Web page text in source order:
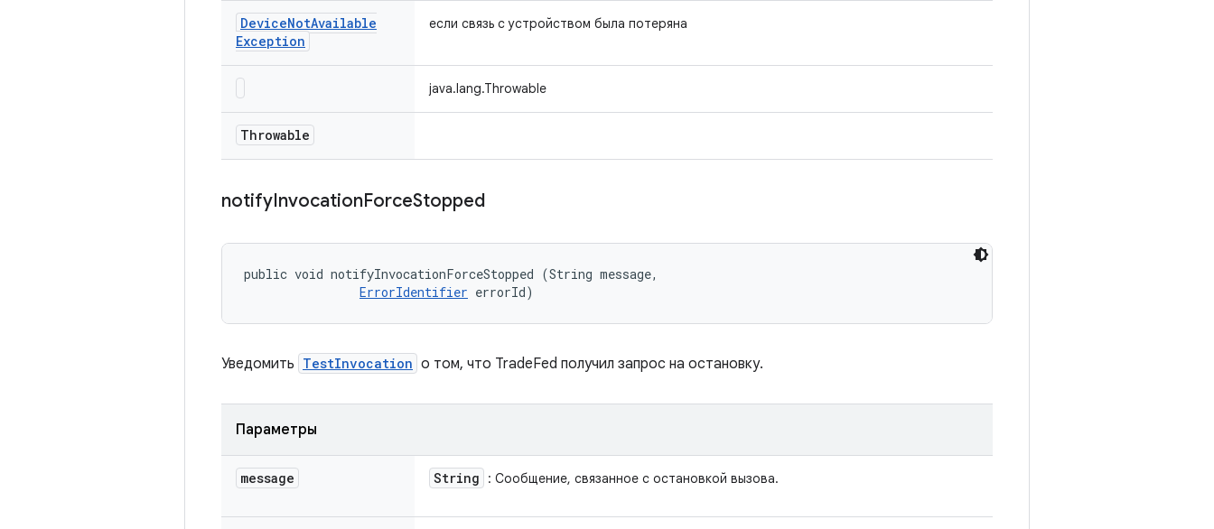
DeviceNotAvailable
Exception
если связь с устройством была потеряна
java.lang.Throwable
Throwable
notifyInvocationForceStopped
public void notifyInvocationForceStopped (String message,
ErrorIdentifier errorId)
Уведомить TestInvocation о том, что TradeFed получил запрос на остановку.
Параметры
message String : Сообщение, связанное с остановкой вызова.